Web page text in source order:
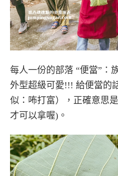
每人一份的部落 “便當”：
外型超級可愛!!! 給便當的
似：咘打富），正確意思
才可以拿喔)。